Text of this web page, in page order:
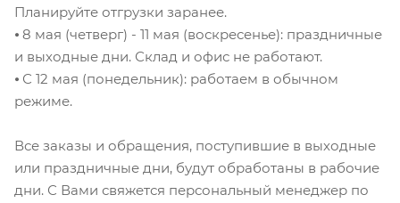
Планируйте отгрузки заранее.
⦁ 8 мая (четверг) - 11 мая (воскресенье): праздничные
и выходные дни. Склад и офис не работают.
⦁ С 12 мая (понедельник): работаем в обычном
режиме.
Все заказы и обращения, поступившие в выходные
или праздничные дни, будут обработаны в рабочие
дни. С Вами свяжется персональный менеджер по